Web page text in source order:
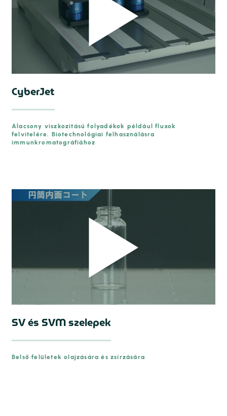
CyberJet
Alacsony viszkozitású folyadékok például fluxok
felvitelére. Biotechnológiai felhasználásra
immunkromatográfiához
SV és SVM szelepek
Belső felületek olajzására és zsírzására